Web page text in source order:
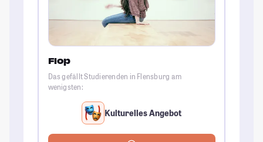
Flop
Das gefällt Studierenden in Flensburg am
wenigsten:
Kulturelles Angebot